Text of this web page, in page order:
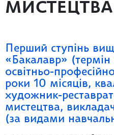
МИСТЕЦТВА
Перший ступінь
«Бакалавр»
освітньо-
роки 10 місяців,
художник-
мистецтва,
(за видами